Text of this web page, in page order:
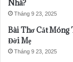
Nhà?
Tháng 9 23, 2025
Bài Thơ Cắt Móng
Đời Mẹ
Tháng 9 23, 2025